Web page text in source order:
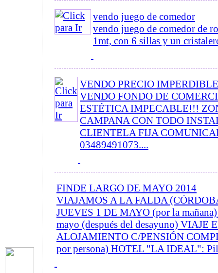
vendo juego de comedor
vendo juego de comedor de
1mt, con 6 sillas y un
VENDO PRECIO
VENDO FONDO DE
ESTÉTICA IMPECABLE!!!
CAMPANA CON TODO
CLIENTELA FIJA
03489491073....
FINDE LARGO DE MAYO 2014
VIAJAMOS A LA FALDA
JUEVES 1 DE MAYO (por la
mayo (después del desayuno) VIAJE
ALOJAMIENTO C/PENSIÓN
por persona) HOTEL "LA IDEAL":